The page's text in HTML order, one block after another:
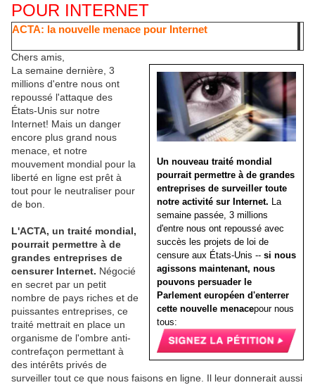
POUR INTERNET
ACTA: la nouvelle menace pour Internet
Chers amis,
Un nouveau traité mondial
pourrait permettre à de grandes
entreprises de surveiller toute
notre activité sur Internet. La
semaine passée, 3 millions
d'entre nous ont repoussé avec
succès les projets de loi de
censure aux États-Unis -- si nous
agissons maintenant, nous
pouvons persuader le
Parlement européen d'enterrer
cette nouvelle menacepour nous
tous:
La semaine dernière, 3
millions d'entre nous ont
repoussé l'attaque des
États-Unis sur notre
Internet! Mais un danger
encore plus grand nous
menace, et notre
mouvement mondial pour la
liberté en ligne est prêt à
tout pour le neutraliser pour
de bon.
L'ACTA, un traité mondial,
pourrait permettre à de
grandes entreprises de
censurer Internet. Négocié
en secret par un petit
nombre de pays riches et de
puissantes entreprises, ce
traité mettrait en place un
organisme de l'ombre anti-
contrefaçon permettant à
des intérêts privés de
surveiller tout ce que nous faisons en ligne. Il leur donnerait aussi